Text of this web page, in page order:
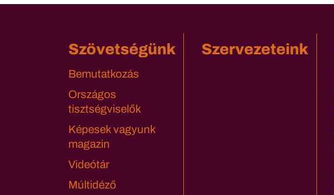
Szövetségünk
Bemutatkozás
Országos
tisztségviselők
Képesek vagyunk
magazin
Videótár
Múltidéző
Szervezeteink